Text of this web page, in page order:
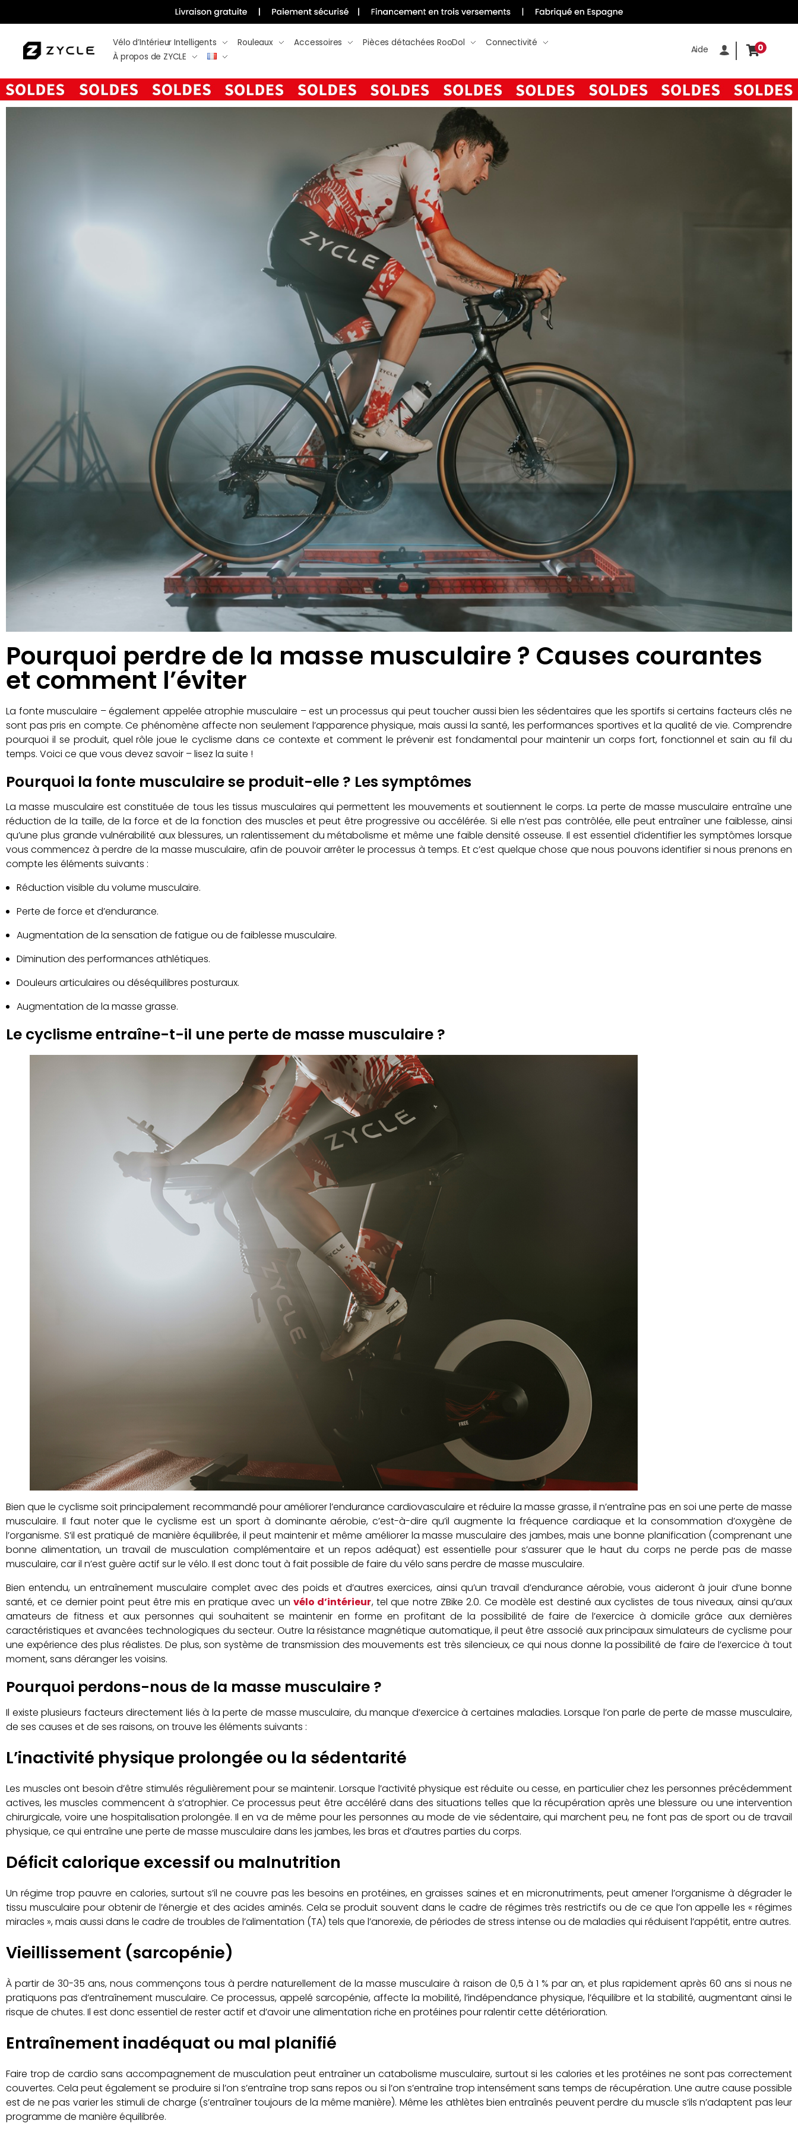
Vélo d’Intérieur Intelligents Rouleaux Accessoires Pièces détachées RooDol
Connectivité
À propos de ZYCLE
Aide 0
Pourquoi perdre de la masse musculaire ? Causes courantes
et comment l’éviter
La fonte musculaire – également appelée atrophie musculaire – est un processus qui peut toucher aussi bien les sédentaires que les sportifs si certains facteurs clés ne
sont pas pris en compte. Ce phénomène affecte non seulement l’apparence physique, mais aussi la santé, les performances sportives et la qualité de vie. Comprendre
pourquoi il se produit, quel rôle joue le cyclisme dans ce contexte et comment le prévenir est fondamental pour maintenir un corps fort, fonctionnel et sain au fil du
temps. Voici ce que vous devez savoir – lisez la suite !
Pourquoi la fonte musculaire se produit-elle ? Les symptômes
La masse musculaire est constituée de tous les tissus musculaires qui permettent les mouvements et soutiennent le corps. La perte de masse musculaire entraîne une
réduction de la taille, de la force et de la fonction des muscles et peut être progressive ou accélérée. Si elle n’est pas contrôlée, elle peut entraîner une faiblesse, ainsi
qu’une plus grande vulnérabilité aux blessures, un ralentissement du métabolisme et même une faible densité osseuse. Il est essentiel d’identifier les symptômes lorsque
vous commencez à perdre de la masse musculaire, afin de pouvoir arrêter le processus à temps. Et c’est quelque chose que nous pouvons identifier si nous prenons en
compte les éléments suivants :
Réduction visible du volume musculaire.
Perte de force et d’endurance.
Augmentation de la sensation de fatigue ou de faiblesse musculaire.
Diminution des performances athlétiques.
Douleurs articulaires ou déséquilibres posturaux.
Augmentation de la masse grasse.
Le cyclisme entraîne-t-il une perte de masse musculaire ?
Bien que le cyclisme soit principalement recommandé pour améliorer l’endurance cardiovasculaire et réduire la masse grasse, il n’entraîne pas en soi une perte de masse
musculaire. Il faut noter que le cyclisme est un sport à dominante aérobie, c’est-à-dire qu’il augmente la fréquence cardiaque et la consommation d’oxygène de
l’organisme. S’il est pratiqué de manière équilibrée, il peut maintenir et même améliorer la masse musculaire des jambes, mais une bonne planification (comprenant une
bonne alimentation, un travail de musculation complémentaire et un repos adéquat) est essentielle pour s’assurer que le haut du corps ne perde pas de masse
musculaire, car il n’est guère actif sur le vélo. Il est donc tout à fait possible de faire du vélo sans perdre de masse musculaire.
Bien entendu, un entraînement musculaire complet avec des poids et d’autres exercices, ainsi qu’un travail d’endurance aérobie, vous aideront à jouir d’une bonne
santé, et ce dernier point peut être mis en pratique avec unvélo d’intérieur, tel que notre ZBike 2.0. Ce modèle est destiné aux cyclistes de tous niveaux, ainsi qu’aux
amateurs de fitness et aux personnes qui souhaitent se maintenir en forme en profitant de la possibilité de faire de l’exercice à domicile grâce aux dernières
caractéristiques et avancées technologiques du secteur. Outre la résistance magnétique automatique, il peut être associé aux principaux simulateurs de cyclisme pour
une expérience des plus réalistes. De plus, son système de transmission des mouvements est très silencieux, ce qui nous donne la possibilité de faire de l’exercice à tout
moment, sans déranger les voisins.
Pourquoi perdons-nous de la masse musculaire ?
Il existe plusieurs facteurs directement liés à la perte de masse musculaire, du manque d’exercice à certaines maladies. Lorsque l’on parle de perte de masse musculaire,
de ses causes et de ses raisons, on trouve les éléments suivants :
L’inactivité physique prolongée ou la sédentarité
Les muscles ont besoin d’être stimulés régulièrement pour se maintenir. Lorsque l’activité physique est réduite ou cesse, en particulier chez les personnes précédemment
actives, les muscles commencent à s’atrophier. Ce processus peut être accéléré dans des situations telles que la récupération après une blessure ou une intervention
chirurgicale, voire une hospitalisation prolongée. Il en va de même pour les personnes au mode de vie sédentaire, qui marchent peu, ne font pas de sport ou de travail
physique, ce qui entraîne une perte de masse musculaire dans les jambes, les bras et d’autres parties du corps.
Déficit calorique excessif ou malnutrition
Un régime trop pauvre en calories, surtout s’il ne couvre pas les besoins en protéines, en graisses saines et en micronutriments, peut amener l’organisme à dégrader le
tissu musculaire pour obtenir de l’énergie et des acides aminés. Cela se produit souvent dans le cadre de régimes très restrictifs ou de ce que l’on appelle les « régimes
miracles », mais aussi dans le cadre de troubles de l’alimentation (TA) tels que l’anorexie, de périodes de stress intense ou de maladies qui réduisent l’appétit, entre autres.
Vieillissement (sarcopénie)
À partir de 30-35 ans, nous commençons tous à perdre naturellement de la masse musculaire à raison de 0,5 à 1 % par an, et plus rapidement après 60 ans si nous ne
pratiquons pas d’entraînement musculaire. Ce processus, appelé sarcopénie, affecte la mobilité, l’indépendance physique, l’équilibre et la stabilité, augmentant ainsi le
risque de chutes. Il est donc essentiel de rester actif et d’avoir une alimentation riche en protéines pour ralentir cette détérioration.
Entraînement inadéquat ou mal planifié
Faire trop de cardio sans accompagnement de musculation peut entraîner un catabolisme musculaire, surtout si les calories et les protéines ne sont pas correctement
couvertes. Cela peut également se produire si l’on s’entraîne trop sans repos ou si l’on s’entraîne trop intensément sans temps de récupération. Une autre cause possible
est de ne pas varier les stimuli de charge (s’entraîner toujours de la même manière). Même les athlètes bien entraînés peuvent perdre du muscle s’ils n’adaptent pas leur
programme de manière équilibrée.